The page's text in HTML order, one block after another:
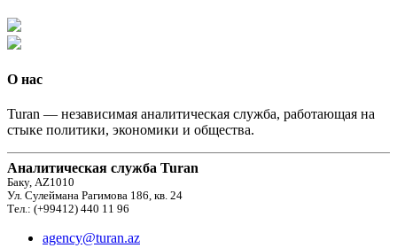
О нас
Turan — независимая аналитическая служба, работающая на
стыке политики, экономики и общества.
Аналитическая служба Turan
Баку, AZ1010
Ул. Сулеймана Рагимова 186, кв. 24
Тел.: (+99412) 440 11 96
agency@turan.az